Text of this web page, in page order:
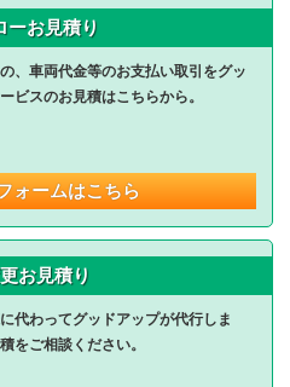
ーお見積り
、車両代金等のお支払い取引をグッ
ビスのお見積はこちらから。
ォームはこちら
お見積り
代わってグッドアップが代行しま
をご相談ください。